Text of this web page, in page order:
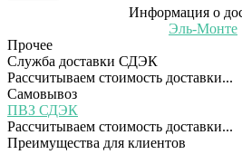
Информация о
Эль-Монте
Прочее
Служба доставки СДЭК
Рассчитываем стоимость доставки...
Самовывоз
ПВЗ СДЭК
Рассчитываем стоимость доставки...
Преимущества для клиентов